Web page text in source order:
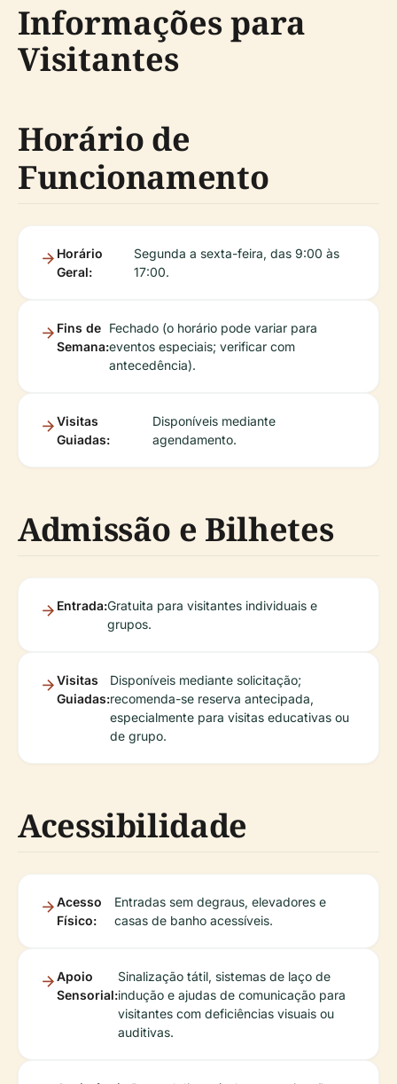
Informações para
Visitantes
Horário de
Funcionamento
Horário
Geral:
Segunda a sexta-feira, das 9:00 às
17:00.
Fins de
Semana:
Fechado (o horário pode variar para
eventos especiais; verificar com
antecedência).
Visitas
Guiadas:
Disponíveis mediante
agendamento.
Admissão e Bilhetes
Entrada:Gratuita para visitantes individuais e
grupos.
Visitas
Guiadas:
Disponíveis mediante solicitação;
recomenda-se reserva antecipada,
especialmente para visitas educativas ou
de grupo.
Acessibilidade
Acesso
Físico:
Entradas sem degraus, elevadores e
casas de banho acessíveis.
Apoio
Sensorial:
Sinalização tátil, sistemas de laço de
indução e ajudas de comunicação para
visitantes com deficiências visuais ou
auditivas.